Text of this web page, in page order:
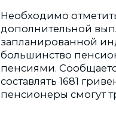
Необходимо
дополнительной
запланированной
большинство
пенсиями.
составлять 1681
пенсионеры смогут